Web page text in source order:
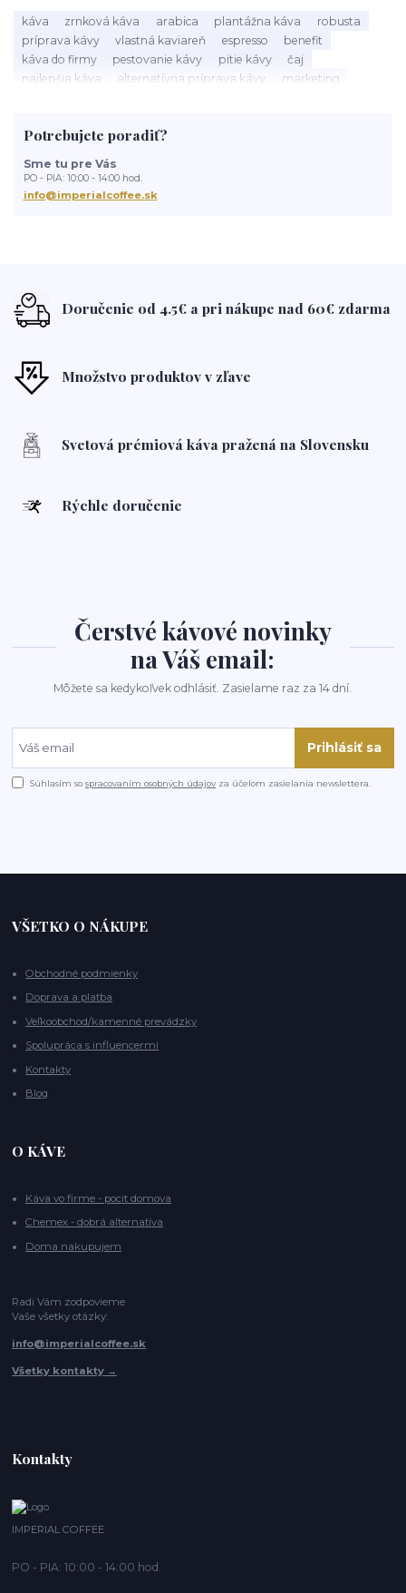
káva zrnková káva arabica plantážna káva
robusta
príprava kávy
vlastná kaviareň espresso
benefit
káva do firmy
pestovanie kávy pitie kávy
čaj
najlepšia káva
alternatívna príprava kávy
marketing
acidita
zdravie Káva
Slovensko
Eshop
kolatch
tuby kolatch
Potrebujete poradiť?
Sme tu pre Vás
PO - PIA: 10:00 - 14:00 hod.
info@imperialcoffee.sk
Doručenie od 4.5€ a pri nákupe nad 60€ zdarma
Množstvo produktov v zľave
Svetová prémiová káva pražená na Slovensku
Rýchle doručenie
Čerstvé kávové novinky
na Váš email:
Môžete sa kedykoľvek odhlásiť. Zasielame raz za 14 dní.
Prihlásiť sa
Súhlasím sospracovaním osobných údajov za účelom zasielania newslettera.
VŠETKO O NÁKUPE
Obchodné podmienky
Doprava a platba
Veľkoobchod/kamenné prevádzky
Spolupráca s influencermi
Kontakty
Blog
O KÁVE
Káva vo firme - pocit domova
Chemex - dobrá alternatíva
Doma nakupujem
Radi Vám zodpovieme
Vaše všetky otázky:
info@imperialcoffee.sk
Všetky kontakty →
Kontakty
IMPERIAL COFFEE
PO - PIA: 10:00 - 14:00 hod.